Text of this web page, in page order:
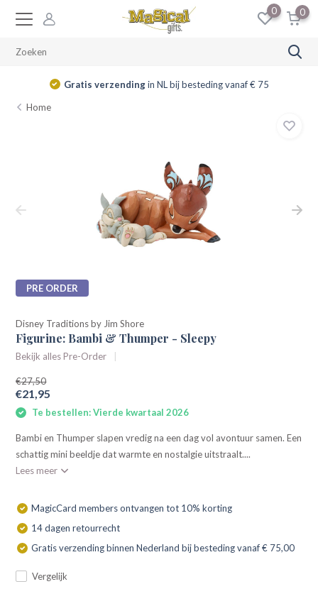
0 0
Gratis verzendingin NL bij besteding vanaf € 75
Home
PRE ORDER
Disney Traditions by Jim Shore
Figurine: Bambi & Thumper - Sleepy
Bekijk alles Pre-Order
€27,50
€21,95
Te bestellen: Vierde kwartaal 2026
Bambi en Thumper slapen vredig na een dag vol avontuur samen. Een
schattig mini beeldje dat warmte en nostalgie uitstraalt....
Lees meer
MagicCard members ontvangen tot 10% korting
14 dagen retourrecht
Gratis verzending binnen Nederland bij besteding vanaf € 75,00
Vergelijk